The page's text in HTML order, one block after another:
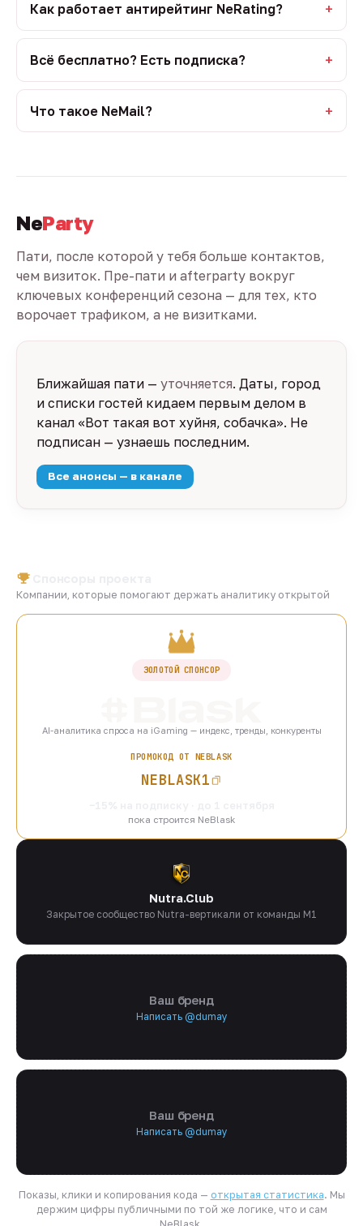
Как работает антирейтинг NeRating?
Всё бесплатно? Есть подписка?
Что такое NeMail?
NeParty
Пати, после которой у тебя больше контактов,
чем визиток. Пре-пати и afterparty вокруг
ключевых конференций сезона — для тех, кто
ворочает трафиком, а не визитками.
Ближайшая пати — уточняется. Даты, город
и списки гостей кидаем первым делом в
канал «Вот такая вот хуйня, собачка». Не
подписан — узнаешь последним.
Все анонсы — в канале
Компании, которые помогают держать аналитику открытой
ЗОЛОТОЙ СПОНСОР
AI-аналитика спроса на iGaming — индекс, тренды, конкуренты
ПРОМОКОД ОТ NEBLASK
NEBLASK1
пока строится NeBlask
Nutra.Club
Закрытое сообщество Nutra-вертикали от команды M1
Ваш бренд
Написать @dumay
Ваш бренд
Написать @dumay
Показы, клики и копирования кода — открытая статистика. Мы
держим цифры публичными по той же логике, что и сам